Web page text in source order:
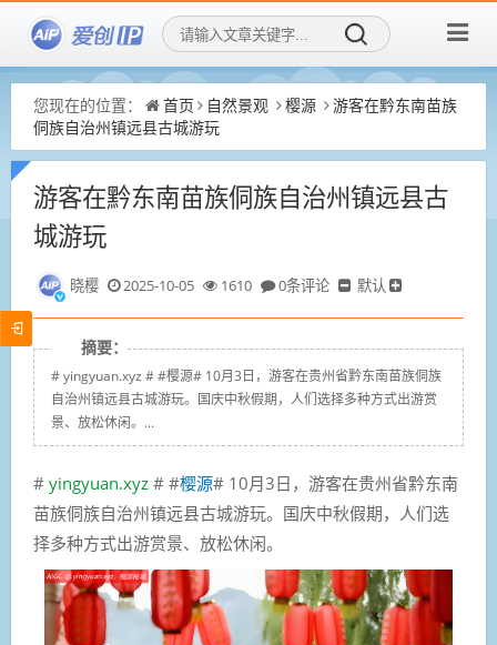
您现在的位置： 首页 自然景观 樱源
游客在黔东南苗族
侗族自治州镇远县古城游玩
游客在黔东南苗族侗族自治州镇远县古
城游玩
晓樱 2025-10-05 1610 0条评论 默认
摘要：
# yingyuan.xyz # #樱源# 10月3日，游客在贵州省黔东南苗族侗族
自治州镇远县古城游玩。国庆中秋假期，人们选择多种方式出游赏
景、放松休闲。...
# yingyuan.xyz # #樱源# 10月3日，游客在贵州省黔东南
苗族侗族自治州镇远县古城游玩。国庆中秋假期，人们选
择多种方式出游赏景、放松休闲。